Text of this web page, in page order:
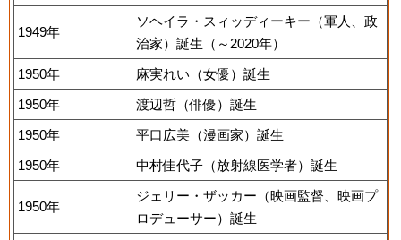
1949年
ソヘイラ・スィッディーキー（軍人、政
治家）誕生（～2020年）
1950年
麻実れい（女優）誕生
1950年
渡辺哲（俳優）誕生
1950年
平口広美（漫画家）誕生
1950年
中村佳代子（放射線医学者）誕生
1950年
ジェリー・ザッカー（映画監督、映画プ
ロデューサー）誕生